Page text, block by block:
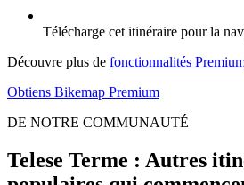
Télécharge cet itinéraire pour la
Découvre plus de fonctionnalités
Obtiens Bikemap Premium
DE NOTRE COMMUNAUTÉ
Telese Terme : Autres